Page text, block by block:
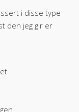
i disse type
den jeg gir er